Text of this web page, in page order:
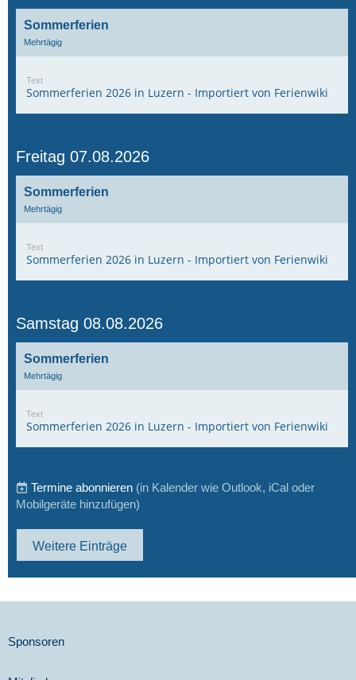
Sommerferien
Mehrtägig
Text
Sommerferien 2026 in Luzern - Importiert von Ferienwiki
Freitag 07.08.2026
Sommerferien
Mehrtägig
Text
Sommerferien 2026 in Luzern - Importiert von Ferienwiki
Samstag 08.08.2026
Sommerferien
Mehrtägig
Text
Sommerferien 2026 in Luzern - Importiert von Ferienwiki
Termine abonnieren (in Kalender wie Outlook, iCal oder
Mobilgeräte hinzufügen)
Weitere Einträge
Sponsoren